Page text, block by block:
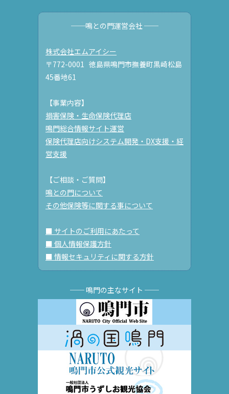
──鳴との門運営会社 ──
株式会社エムアイシー
〒772-0001 徳島県鳴門市撫養町黒崎松島
45番地61
【事業内容】
損害保険・生命保険代理店
鳴門総合情報サイト運営
保険代理店向けシステム開発・DX支援・経
営支援
【ご相談・ご質問】
鳴との門について
その他保険等に関する事について
■ サイトのご利用にあたって
■ 個人情報保護方針
■ 情報セキュリティに関する方針
── 鳴門の主なサイト ──